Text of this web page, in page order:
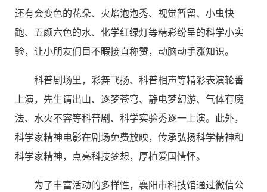
还有会变色的花朵、火焰泡泡秀、视觉暂留、小虫快
跑、五颜六色的水、化学红绿灯等精彩纷呈的科学小实
验，让小朋友们目不暇接直称赞，动脑动手涨知识。
科普剧场里，彩舞飞扬、科普相声等精彩表演轮番
上演，先生请出山、逐梦苍穹、静电梦幻游、气体有魔
法、水火不容等科普剧、科学实验秀逐一上演。此外，
科学家精神电影在剧场免费放映，传承弘扬科学精神和
科学家精神，点亮科技梦想，厚植爱国情怀。
为了丰富活动的多样性，襄阳市科技馆通过微信公